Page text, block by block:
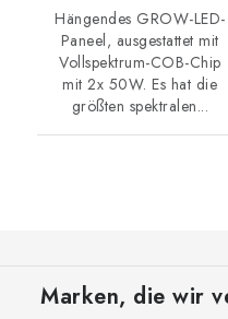
Hängendes GROW-LED-
Paneel, ausgestattet mit
Vollspektrum-COB-Chip
mit 2x 50W. Es hat die
größten spektralen...
Marken, die wir